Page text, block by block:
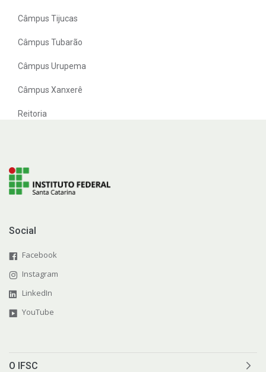
Câmpus Tijucas
Câmpus Tubarão
Câmpus Urupema
Câmpus Xanxerê
Reitoria
Social
Facebook
Instagram
LinkedIn
YouTube
O IFSC